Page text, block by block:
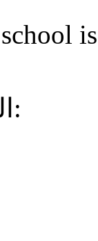
المؤلف / المؤلفة: